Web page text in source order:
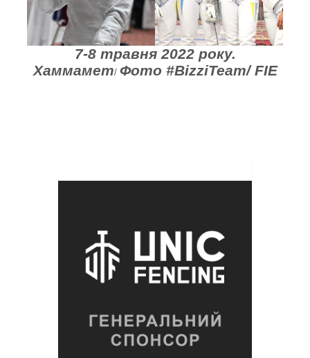
7-8 травня 2022 року.
Хаммамет/ Фото #BizziTeam/ FIE